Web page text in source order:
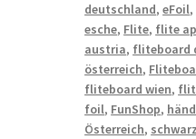
deutschland,eFoil,
esche, Flite, flite
austria, fliteboard
österreich,
fliteboard wien,
foil, FunShop,
Österreich, schwarz